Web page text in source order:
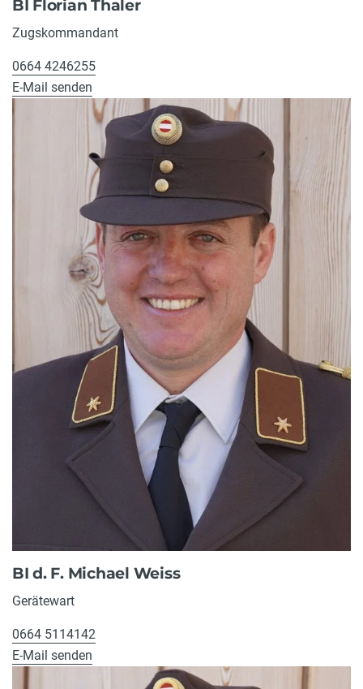
BI Florian Thaler
Zugskommandant
0664 4246255
E-Mail senden
BI d. F. Michael Weiss
Gerätewart
0664 5114142
E-Mail senden